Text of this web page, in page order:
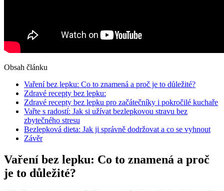
Obsah článku
Vaření ‌bez lepku: Co to znamená a proč​ je⁢ to důležité?
Zdravé recepty bez lepku:
Zdravé recepty bez lepku pro začátečníky i pokročilé kuchaře
Vařte s radostí: Jak si ‌užívat bezlepkovou stravu‌ bez
zbytečného stresu
Bezlepková dieta: Jak⁤ ji správně dodržovat a co se vyhnout
Závěr
Vaření ‌bez lepku: Co to znamená a proč​
je⁢ to důležité?